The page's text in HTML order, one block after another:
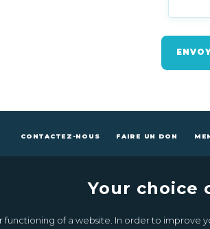
CONTACTEZ-NOUS FAIRE UN DON
Your choice
of a website. In order to improve